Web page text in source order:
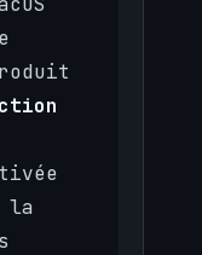
la